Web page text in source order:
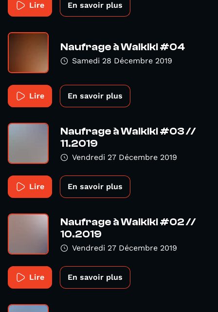
Lire En savoir plus
Naufrage à Waikiki #04
Samedi 28 Décembre 2019
Lire En savoir plus
Naufrage à Waikiki #03 //
11.2019
Vendredi 27 Décembre 2019
Lire En savoir plus
Naufrage à Waikiki #02 //
10.2019
Vendredi 27 Décembre 2019
Lire En savoir plus